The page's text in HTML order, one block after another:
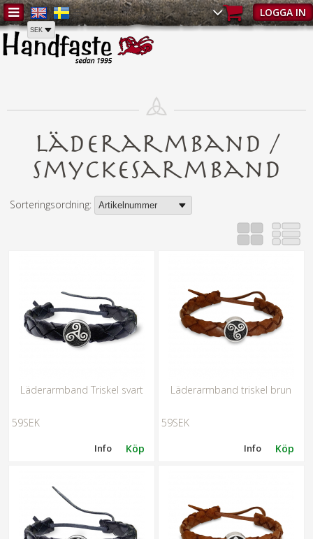
LOGGA IN
Hem/Läderarmband/Smyckesarmband
Läderarmband /
Smyckesarmband
Sorteringsordning:
Läderarmband Triskel svart
59SEK
Köp
Info
Läderarmband triskel brun
59SEK
Köp
Info